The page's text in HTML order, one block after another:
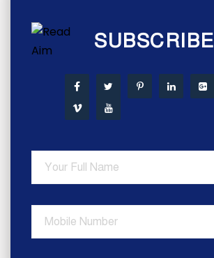
SUBSCRIBE